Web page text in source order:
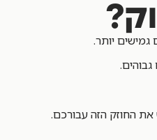
יותר.
החוזק הזה עבורכם.